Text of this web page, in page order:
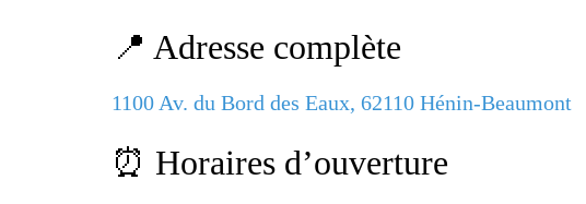
📍 Adresse complète
1100 Av. du Bord des Eaux, 62110 Hénin-Beaumont
⏰ Horaires d’ouverture